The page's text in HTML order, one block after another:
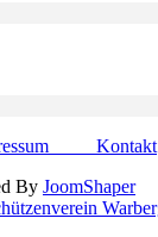
Kontakt
By JoomShaper